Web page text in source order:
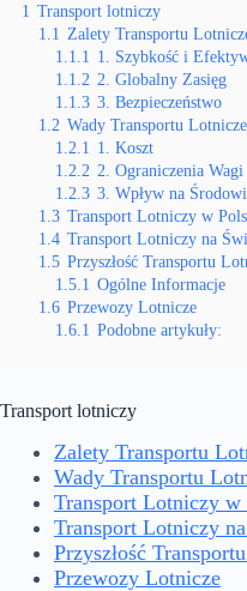
1 Transport lotniczy
1.1 Zalety Transportu
1.1.1 1. Szybkość i
1.1.2 2. Globalny Zasięg
1.1.3 3. Bezpieczeństwo
1.2 Wady Transportu
1.2.1 1. Koszt
1.2.2 2. Ograniczenia
1.2.3 3. Wpływ na
1.3 Transport Lotniczy w
1.4 Transport Lotniczy na
1.5 Przyszłość Transportu
1.5.1 Ogólne Informacje
1.6 Przewozy Lotnicze
1.6.1 Podobne artykuły:
Transport lotniczy
Zalety Transportu
Wady Transportu
Transport Lotniczy w
Transport Lotniczy
Przyszłość
Przewozy Lotnicze